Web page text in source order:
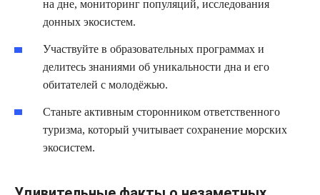
на дне, мониторинг популяций, исследования
донных экосистем.
Участвуйте в образовательных программах и
делитесь знаниями об уникальности дна и его
обитателей с молодёжью.
Станьте активным сторонником ответственного
туризма, который учитывает сохранение морских
экосистем.